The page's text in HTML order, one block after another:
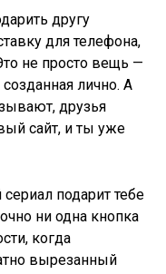
другу
для телефона,
не просто вещь —
созданная лично. А
друзья
сайт, и ты уже
подарит тебе
ни одна кнопка
когда
вырезанный